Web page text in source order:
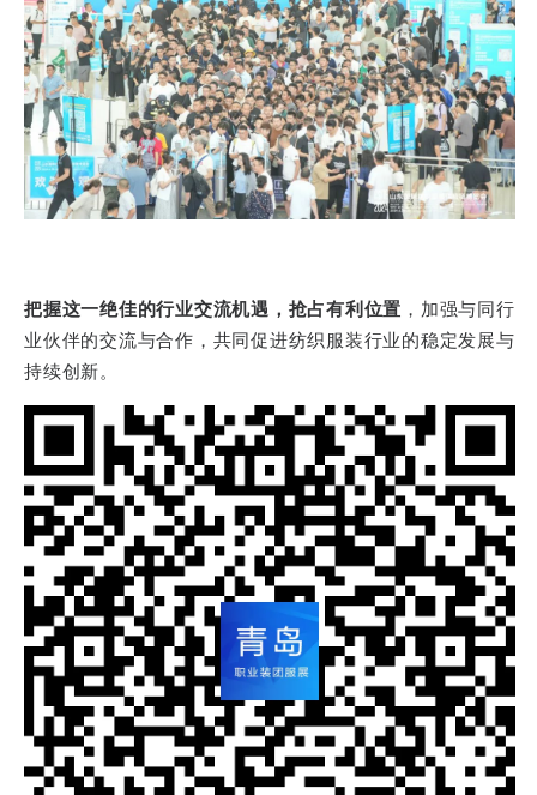
把握这一绝佳的行业交流机遇，抢占有利位置 ，加强与同行
业伙伴的交流与合作，共同促进纺织服装行业的稳定发展与
持续创新。